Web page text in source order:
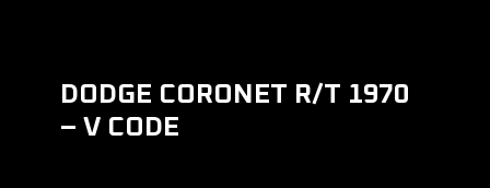
DODGE CORONET R/T 1970
– V CODE